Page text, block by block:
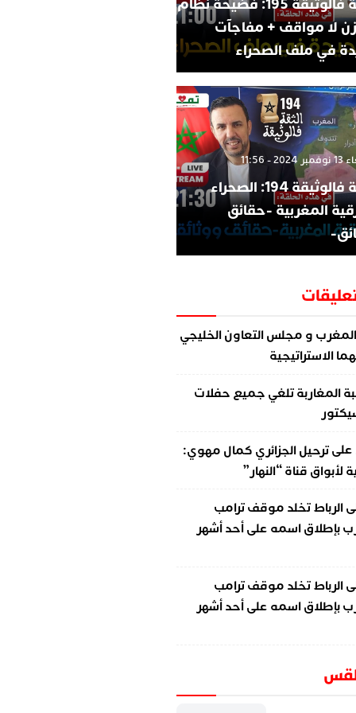
الثقة فالوثيقة 195: فضيحة نظام
لا مواقف + مفاجآت
في ملف الصحراء
- 11:56
الثقة فالوثيقة 194: الصحراء
المغربية -حقائق
المغرب و مجلس التعاون الخليجي
الاستراتيجية
المغاربة تلغي جميع حفلات
علىترحيل الجزائري كمال مهوي:
قناة “النهار”
الرباط تخلد موقف ترامب
بإطلاق اسمه على أحد أشهر
الرباط تخلد موقف ترامب
بإطلاق اسمه على أحد أشهر